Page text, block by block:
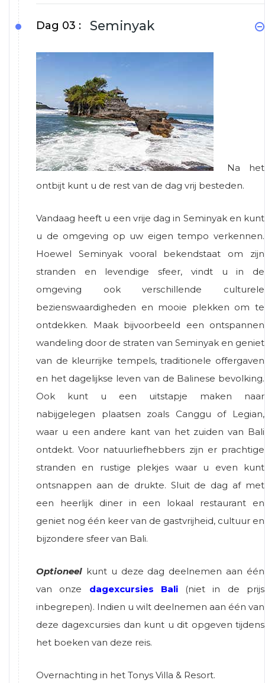
Dag 03 : Seminyak
Na het
ontbijt kunt u de rest van de dag vrij besteden.
Vandaag heeft u een vrije dag in Seminyak en kunt
u de omgeving op uw eigen tempo verkennen.
Hoewel Seminyak vooral bekendstaat om zijn
stranden en levendige sfeer, vindt u in de
omgeving ook verschillende culturele
bezienswaardigheden en mooie plekken om te
ontdekken. Maak bijvoorbeeld een ontspannen
wandeling door de straten van Seminyak en geniet
van de kleurrijke tempels, traditionele offergaven
en het dagelijkse leven van de Balinese bevolking.
Ook kunt u een uitstapje maken naar
nabijgelegen plaatsen zoals Canggu of Legian,
waar u een andere kant van het zuiden van Bali
ontdekt. Voor natuurliefhebbers zijn er prachtige
stranden en rustige plekjes waar u even kunt
ontsnappen aan de drukte. Sluit de dag af met
een heerlijk diner in een lokaal restaurant en
geniet nog één keer van de gastvrijheid, cultuur en
bijzondere sfeer van Bali.
Optioneel kunt u deze dag deelnemen aan één
van onze dagexcursies Bali(niet in de prijs
inbegrepen). Indien u wilt deelnemen aan één van
deze dagexcursies dan kunt u dit opgeven tijdens
het boeken van deze reis.
Overnachting in het Tonys Villa & Resort.